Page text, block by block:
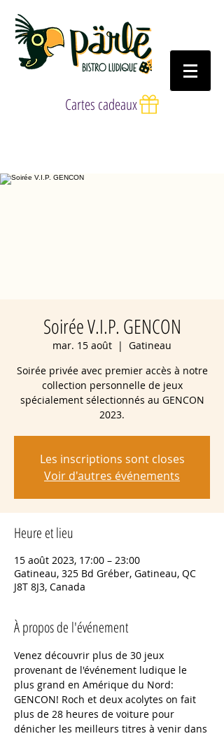
Cartes cadeaux
Soirée V.I.P. GENCON
mar. 15 août
  |
Gatineau
Soirée privée avec premier accès à notre
collection personnelle de jeux
spécialement sélectionnés au GENCON
2023.
Les inscriptions sont closes
Voir d'autres événements
Heure et lieu
15 août 2023, 17:00 – 23:00
Gatineau, 325 Bd Gréber, Gatineau, QC
J8T 8J3, Canada
À propos de l'événement
Venez découvrir plus de 30 jeux
provenant de l'événement ludique le
plus grand en Amérique du Nord:
GENCON! Roch et deux acolytes on fait
plus de 28 heures de voiture pour
dénicher les meilleurs titres à venir dans